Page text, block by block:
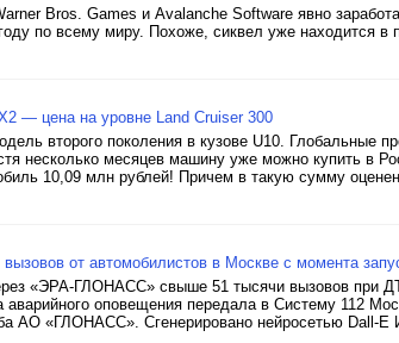
Bros. Games и Avalanche Software явно
по всему миру. Похоже, сиквел уже находится в
— цена на уровне Land Cruiser 300
второго поколения в кузове U10. Глобальные
несколько месяцев машину уже можно купить в
10,09 млн рублей! Причем в такую сумму
от автомобилистов в Москве с момента
«ЭРА-ГЛОНАСС» свыше 51 тысячи вызовов при
аварийного оповещения передала в Систему 112
АО «ГЛОНАСС». Сгенерировано нейросетью Dall-E